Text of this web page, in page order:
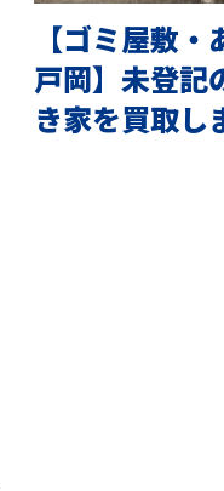
【ゴミ屋敷
戸岡】未登記
き家を買取し